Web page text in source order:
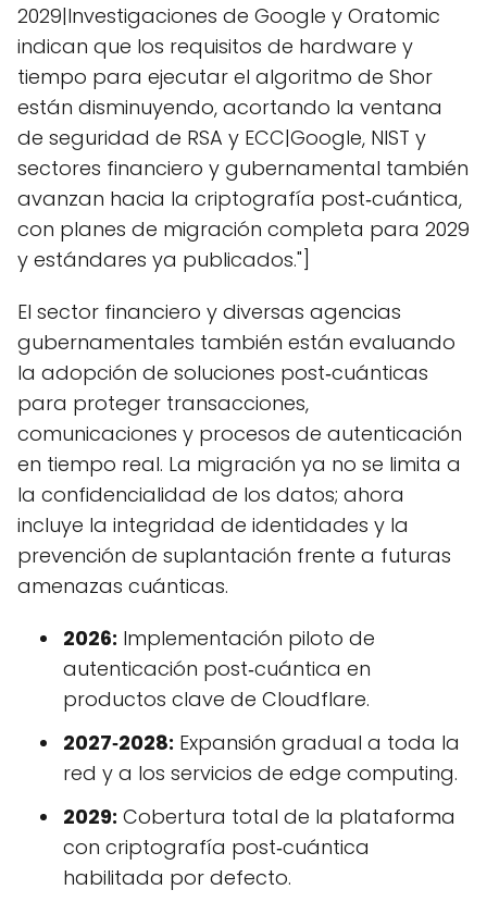
2029|Investigaciones de Google y Oratomic
indican que los requisitos de hardware y
tiempo para ejecutar el algoritmo de Shor
están disminuyendo, acortando la ventana
de seguridad de RSA y ECC|Google, NIST y
sectores financiero y gubernamental también
avanzan hacia la criptografía post‑cuántica,
con planes de migración completa para 2029
y estándares ya publicados."]
El sector financiero y diversas agencias
gubernamentales también están evaluando
la adopción de soluciones post‑cuánticas
para proteger transacciones,
comunicaciones y procesos de autenticación
en tiempo real. La migración ya no se limita a
la confidencialidad de los datos; ahora
incluye la integridad de identidades y la
prevención de suplantación frente a futuras
amenazas cuánticas.
2026: Implementación piloto de
autenticación post‑cuántica en
productos clave de Cloudflare.
2027‑2028: Expansión gradual a toda la
red y a los servicios de edge computing.
2029: Cobertura total de la plataforma
con criptografía post‑cuántica
habilitada por defecto.